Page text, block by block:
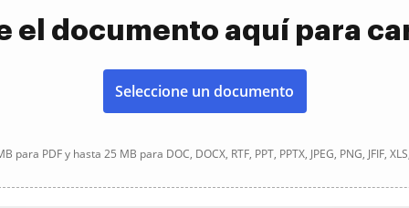
el documento aquí para
Seleccione un documento
para PDF y hasta 25 MB para DOC, DOCX, RTF, PPT, PPTX, JPEG, PNG, JFIF,